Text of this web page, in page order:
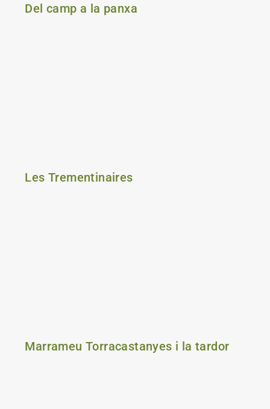
Del camp a la panxa
Les Trementinaires
Marrameu Torracastanyes i la tardor